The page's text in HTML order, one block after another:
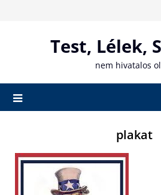
Test, Lélek,
nem hivatalos
plakat